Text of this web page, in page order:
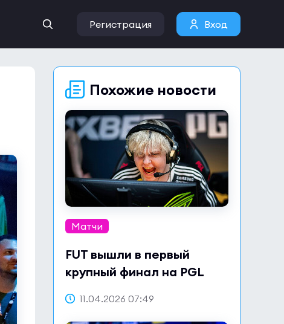
Регистрация Вход
Похожие новости
Матчи
FUT вышли в первый
крупный финал на PGL
11.04.2026 07:49